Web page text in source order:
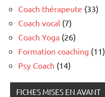
Coach thérapeute (33)
Coach vocal (7)
Coach Yoga (26)
Formation coaching (11)
Psy Coach (14)
FICHES MISES EN AVANT